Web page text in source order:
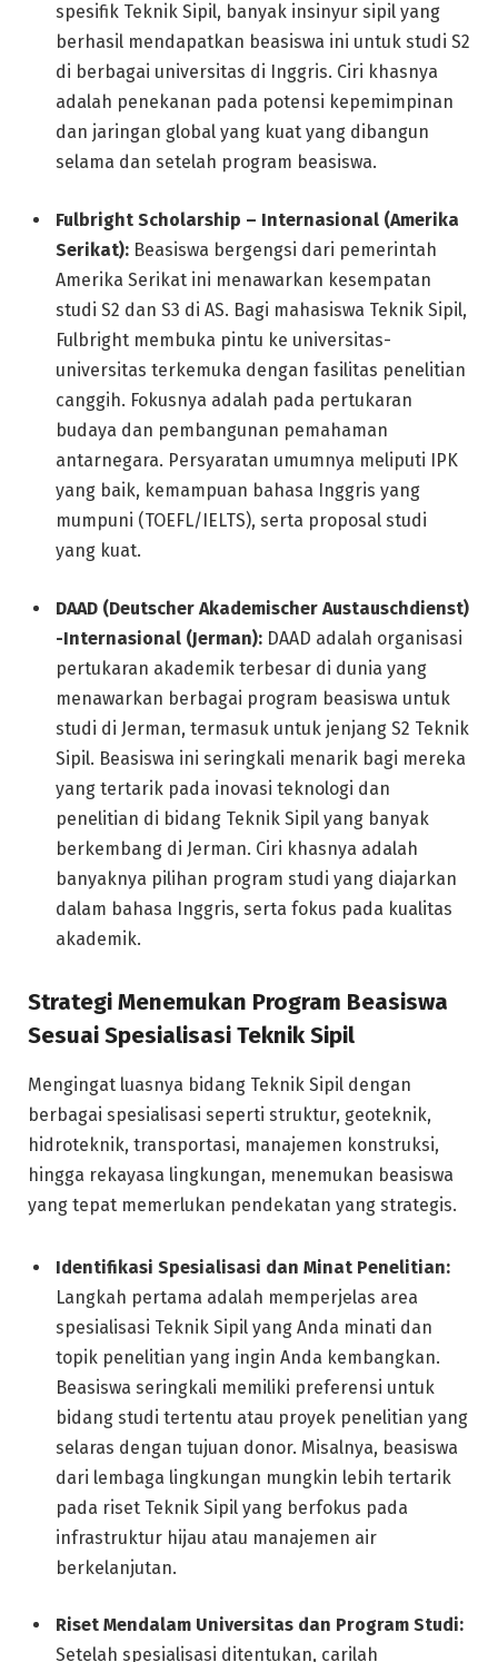
spesifik Teknik Sipil, banyak insinyur sipil yang
berhasil mendapatkan beasiswa ini untuk studi S2
di berbagai universitas di Inggris. Ciri khasnya
adalah penekanan pada potensi kepemimpinan
dan jaringan global yang kuat yang dibangun
selama dan setelah program beasiswa.
Fulbright Scholarship – Internasional (Amerika
Serikat): Beasiswa bergengsi dari pemerintah
Amerika Serikat ini menawarkan kesempatan
studi S2 dan S3 di AS. Bagi mahasiswa Teknik Sipil,
Fulbright membuka pintu ke universitas-
universitas terkemuka dengan fasilitas penelitian
canggih. Fokusnya adalah pada pertukaran
budaya dan pembangunan pemahaman
antarnegara. Persyaratan umumnya meliputi IPK
yang baik, kemampuan bahasa Inggris yang
mumpuni (TOEFL/IELTS), serta proposal studi
yang kuat.
DAAD (Deutscher Akademischer Austauschdienst)
-Internasional (Jerman): DAAD adalah organisasi
pertukaran akademik terbesar di dunia yang
menawarkan berbagai program beasiswa untuk
studi di Jerman, termasuk untuk jenjang S2 Teknik
Sipil. Beasiswa ini seringkali menarik bagi mereka
yang tertarik pada inovasi teknologi dan
penelitian di bidang Teknik Sipil yang banyak
berkembang di Jerman. Ciri khasnya adalah
banyaknya pilihan program studi yang diajarkan
dalam bahasa Inggris, serta fokus pada kualitas
akademik.
Strategi Menemukan Program Beasiswa
Sesuai Spesialisasi Teknik Sipil
Mengingat luasnya bidang Teknik Sipil dengan
berbagai spesialisasi seperti struktur, geoteknik,
hidroteknik, transportasi, manajemen konstruksi,
hingga rekayasa lingkungan, menemukan beasiswa
yang tepat memerlukan pendekatan yang strategis.
Identifikasi Spesialisasi dan Minat Penelitian:
Langkah pertama adalah memperjelas area
spesialisasi Teknik Sipil yang Anda minati dan
topik penelitian yang ingin Anda kembangkan.
Beasiswa seringkali memiliki preferensi untuk
bidang studi tertentu atau proyek penelitian yang
selaras dengan tujuan donor. Misalnya, beasiswa
dari lembaga lingkungan mungkin lebih tertarik
pada riset Teknik Sipil yang berfokus pada
infrastruktur hijau atau manajemen air
berkelanjutan.
Riset Mendalam Universitas dan Program Studi:
Setelah spesialisasi ditentukan, carilah